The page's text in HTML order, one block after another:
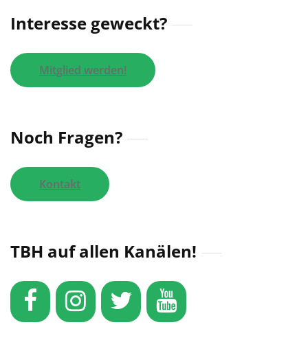
Interesse geweckt?
Mitglied werden!
Noch Fragen?
Kontakt
TBH auf allen Kanälen!